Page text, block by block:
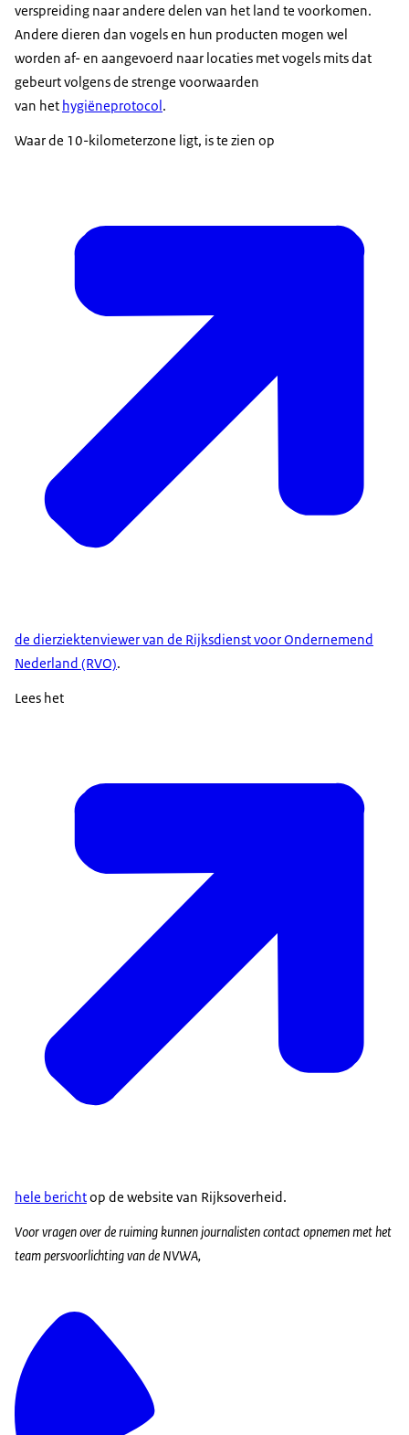
verspreiding naar andere delen van het land te voorkomen.
Andere dieren dan vogels en hun producten mogen wel
worden af- en aangevoerd naar locaties met vogels mits dat
gebeurt volgens de strenge voorwaarden
van het hygiëneprotocol.
Waar de 10-kilometerzone ligt, is te zien op
de dierziektenviewer van de Rijksdienst voor Ondernemend
Nederland (RVO).
Lees het
hele berichtop de website van Rijksoverheid.
Voor vragen over de ruiming kunnen journalisten contact opnemen met het
team persvoorlichting van de NVWA,